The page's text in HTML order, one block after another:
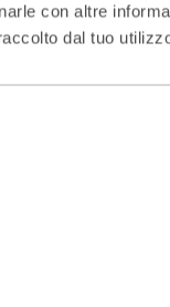
con altre
dal tuo